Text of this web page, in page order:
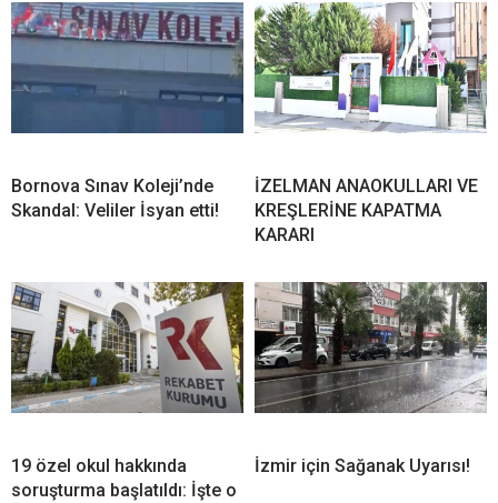
Bornova Sınav Koleji’nde
Skandal: Veliler İsyan etti!
İZELMAN ANAOKULLARI VE
KREŞLERİNE KAPATMA
KARARI
19 özel okul hakkında
soruşturma başlatıldı: İşte o
İzmir için Sağanak Uyarısı!